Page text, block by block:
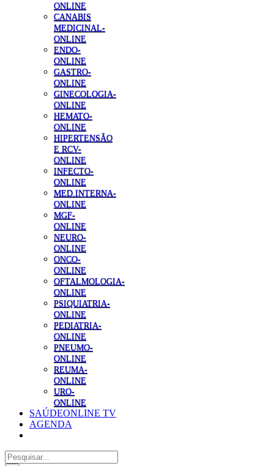
ONLINE
CANABIS
MEDICINAL-
ONLINE
ENDO-
ONLINE
GASTRO-
ONLINE
GINECOLOGIA-
ONLINE
HEMATO-
ONLINE
HIPERTENSÃO
E RCV-
ONLINE
INFECTO-
ONLINE
MED.INTERNA-
ONLINE
MGF-
ONLINE
NEURO-
ONLINE
ONCO-
ONLINE
OFTALMOLOGIA-
ONLINE
PSIQUIATRIA-
ONLINE
PEDIATRIA-
ONLINE
PNEUMO-
ONLINE
REUMA-
ONLINE
URO-
ONLINE
SAÚDEONLINE TV
AGENDA
Pesquisar